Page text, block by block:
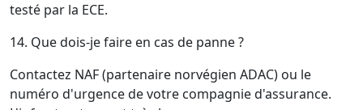
testé par la ECE.
14. Que dois-je faire en cas de panne ?
Contactez NAF (partenaire norvégien ADAC) ou le
numéro d'urgence de votre compagnie d'assurance.